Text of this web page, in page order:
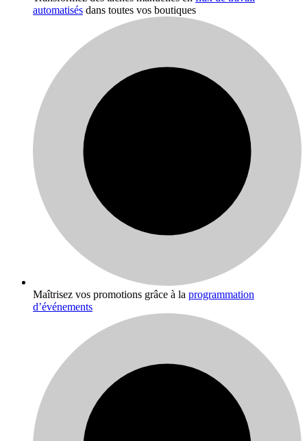
automatisés dans toutes vos boutiques
Maîtrisez vos promotions grâce à la programmation
d’événements